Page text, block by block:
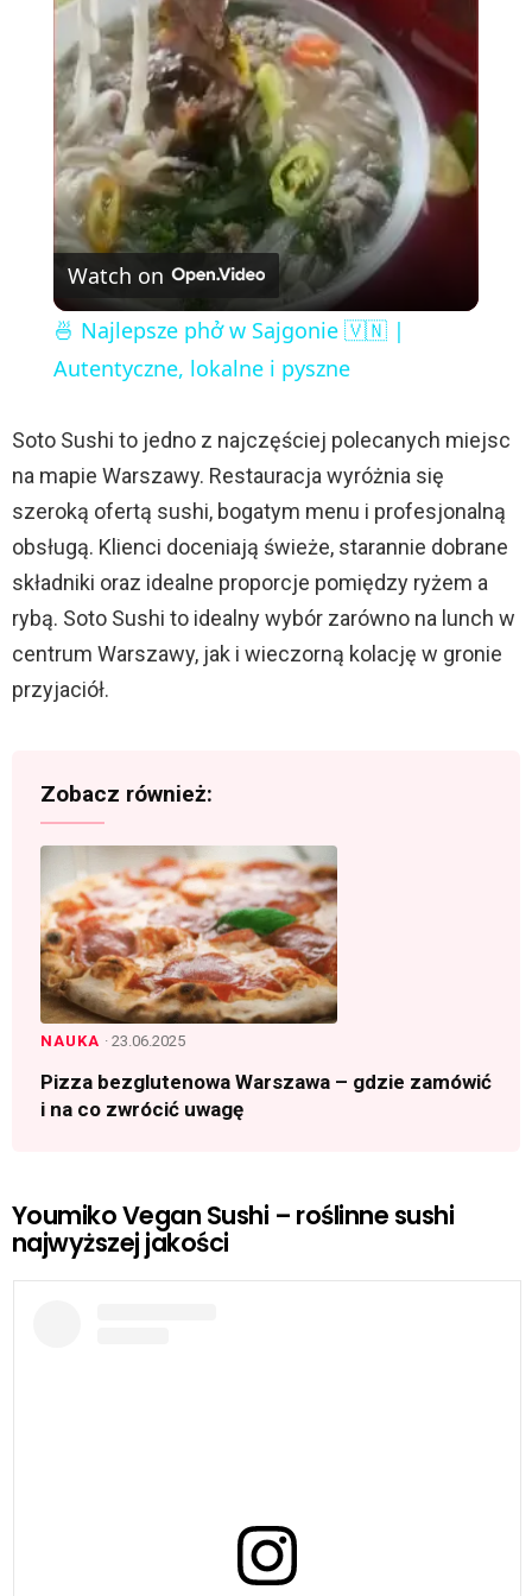
l
a
y
V
i
d
e
o
Watch on
🍜 Najlepsze phở w Sajgonie 🇻🇳 |
Autentyczne, lokalne i pyszne
Soto Sushi to jedno z najczęściej polecanych miejsc
na mapie Warszawy. Restauracja wyróżnia się
szeroką ofertą sushi, bogatym menu i profesjonalną
obsługą. Klienci doceniają świeże, starannie dobrane
składniki oraz idealne proporcje pomiędzy ryżem a
rybą. Soto Sushi to idealny wybór zarówno na lunch w
centrum Warszawy, jak i wieczorną kolację w gronie
przyjaciół.
Zobacz również:
NAUKA · 23.06.2025
Pizza bezglutenowa Warszawa – gdzie zamówić
i na co zwrócić uwagę
Youmiko Vegan Sushi – roślinne sushi
najwyższej jakości